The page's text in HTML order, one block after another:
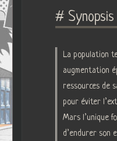
#
La population
augmentation
ressources de
pour éviter
Mars l’unique
d’endurer son